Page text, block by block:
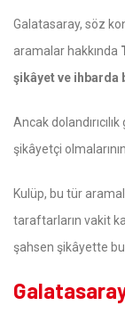
Galatasaray, söz
aramalar hakkında
şikâyet ve ihbarda
Ancak
şikâyetçi
Kulüp, bu tür
taraftarların vakit
şahsen şikâyette